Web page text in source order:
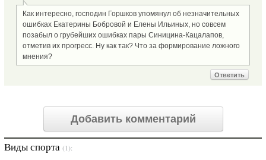
Как интересно, господин Горшков упомянул об незначительных
ошибках Екатерины Бобровой и Елены Ильиных, но совсем
позабыл о грубейших ошибках пары Синицина-Кацалапов,
отметив их прогресс. Ну как так? Что за формирование ложного
мнения?
Ответить
Добавить комментарий
Виды спорта (1):